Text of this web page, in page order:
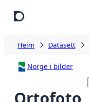
Heim Datasett
Norge i bilder
Ortofoto